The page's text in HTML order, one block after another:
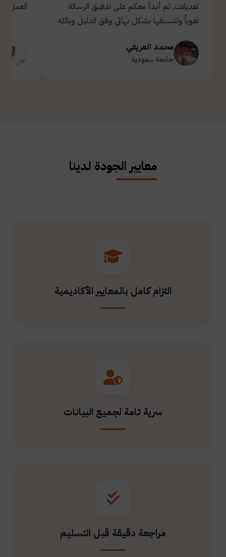
تعديلات. ثم أبدأ معكم على تدقيق الرسالة
لغوياً وتنسيقها بشكل نهائي وفق الدليل وبالله
محمد العريفي
جامعة سعودية
العمل.
معايير الجودة لدينا
التزام كامل بالمعايير الأكاديمية
سرية تامة لجميع البيانات
مراجعة دقيقة قبل التسليم